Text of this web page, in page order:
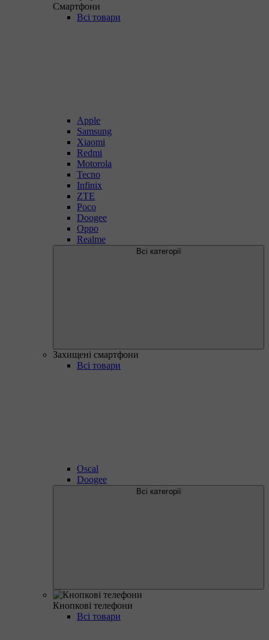
Смартфони
Всі товари
Apple
Samsung
Xiaomi
Redmi
Motorola
Tecno
Infinix
ZTE
Poco
Doogee
Oppo
Realme
Всі категорії
Захищені смартфони
Всі товари
Oscal
Doogee
Всі категорії
Кнопкові телефони
Всі товари